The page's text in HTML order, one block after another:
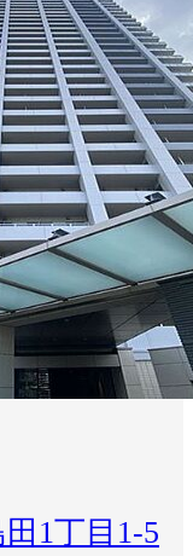
1丁目1-5